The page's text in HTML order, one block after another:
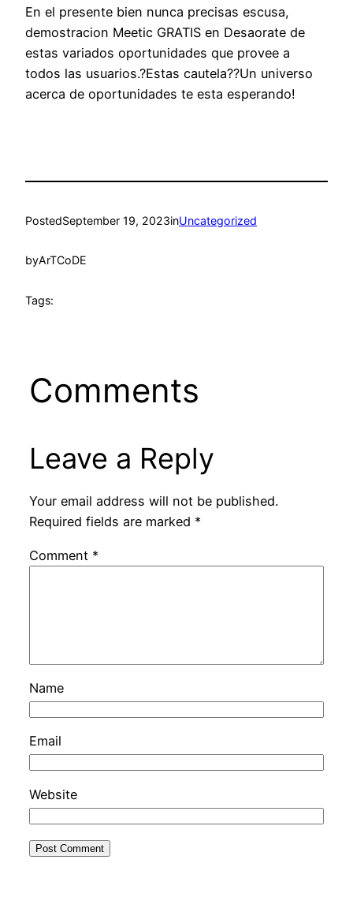
En el presente bien nunca precisas escusa,
demostracion Meetic GRATIS en Desaorate de
estas variados oportunidades que provee a
todos las usuarios.?Estas cautela??Un universo
acerca de oportunidades te esta esperando!
PostedSeptember 19, 2023inUncategorized
byArTCoDE
Tags:
Comments
Leave a Reply
Your email address will not be published.
Required fields are marked *
Comment *
Name
Email
Website